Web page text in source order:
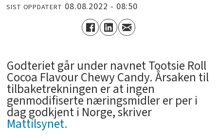
SIST OPPDATERT 08.08.2022 - 08:50
­Godteriet går under navnet Tootsie Roll
Cocoa Flavour Chewy Candy. Årsaken til
tilbaketrekningen er at ingen
genmodifiserte næringsmidler er per i
dag godkjent i Norge, skriver
Mattilsynet.